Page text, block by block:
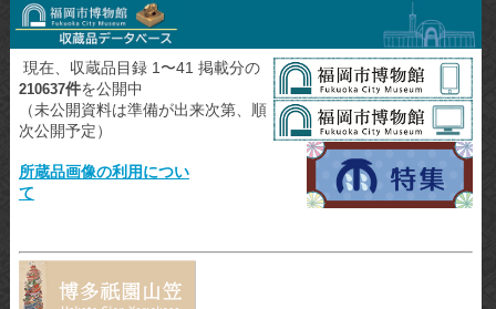
現在、収蔵品目録 1〜41 掲載分の
210637件を公開中
（未公開資料は準備が出来次第、順
次公開予定）
所蔵品画像の利用につい
て